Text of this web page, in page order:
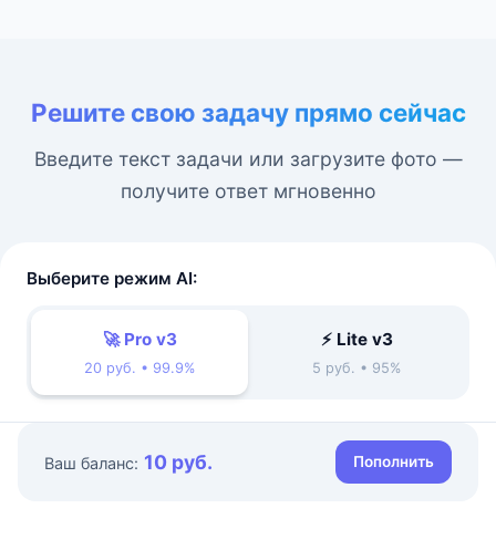
Решите свою задачу прямо сейчас
Введите текст задачи или загрузите фото —
получите ответ мгновенно
Выберите режим AI:
🚀 Pro v3
20 руб. • 99.9%
⚡ Lite v3
5 руб. • 95%
Ваш баланс: 10 руб. Пополнить